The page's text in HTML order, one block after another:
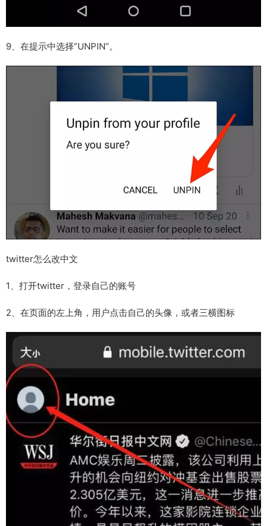
9、在提示中选择“UNPIN”。
twitter怎么改中文
1、打开twitter，登录自己的账号
2、在页面的左上角，用户点击自己的头像，或者三横图标